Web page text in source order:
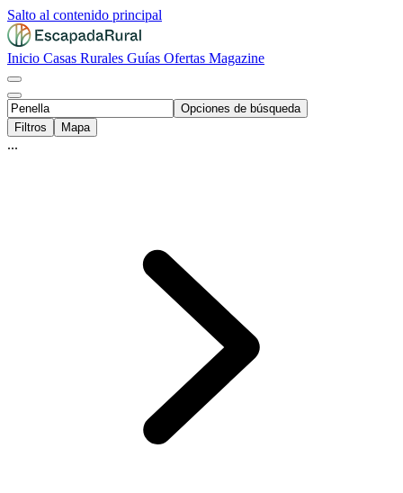
Salto al contenido principal
Inicio Casas Rurales Guías Ofertas Magazine
Opciones de búsqueda
Filtros
Mapa
...